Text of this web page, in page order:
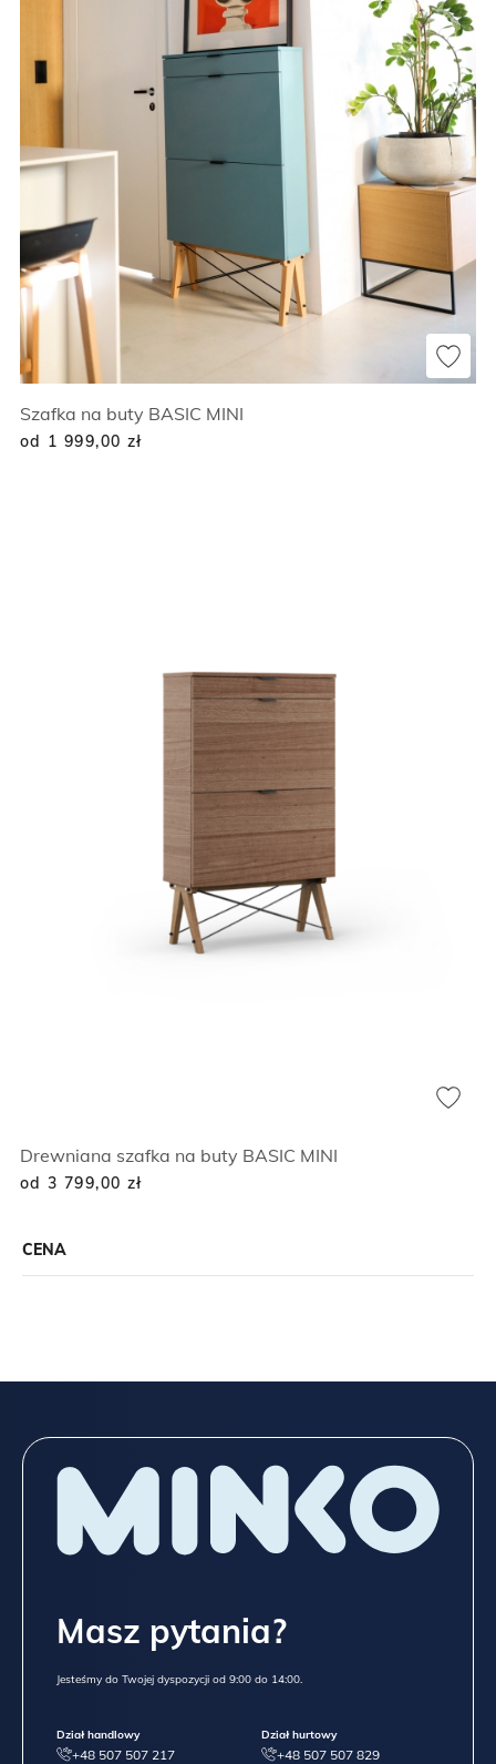
CENA
Szafka na buty BASIC MINI
od 1 999,00 zł
Drewniana szafka na buty BASIC MINI
od 3 799,00 zł
Masz pytania?
Jesteśmy do Twojej dyspozycji od 9:00 do 14:00.
Dział handlowy
+48 507 507 217
Dział hurtowy
+48 507 507 829